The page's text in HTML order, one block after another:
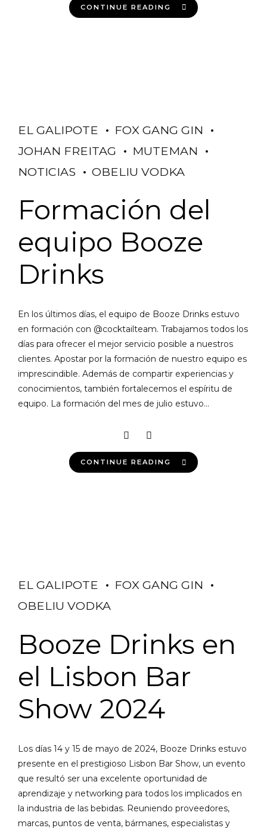
CONTINUE READING
EL GALIPOTE
FOX GANG GIN
JOHAN FREITAG
MUTEMAN
NOTICIAS
OBELIU VODKA
Formación del
equipo Booze
Drinks
En los últimos días, el equipo de Booze Drinks estuvo
en formación con @cocktailteam. Trabajamos todos los
días para ofrecer el mejor servicio posible a nuestros
clientes. Apostar por la formación de nuestro equipo es
imprescindible. Además de compartir experiencias y
conocimientos, también fortalecemos el espíritu de
equipo. La formación del mes de julio estuvo...
CONTINUE READING
EL GALIPOTE
FOX GANG GIN
OBELIU VODKA
Booze Drinks en
el Lisbon Bar
Show 2024
Los días 14 y 15 de mayo de 2024, Booze Drinks estuvo
presente en el prestigioso Lisbon Bar Show, un evento
que resultó ser una excelente oportunidad de
aprendizaje y networking para todos los implicados en
la industria de las bebidas. Reuniendo proveedores,
marcas, puntos de venta, bármanes, especialistas y